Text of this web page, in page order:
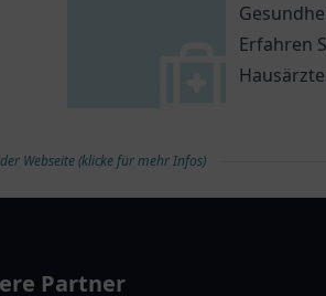
Erfahren
Webseite (klicke für mehr Infos)
Partner